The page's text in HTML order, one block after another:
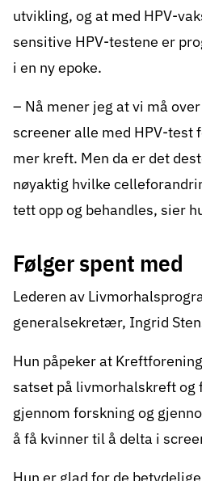
utvikling, og at med HPV-
sensitive HPV-testene er
i en ny epoke.
– Nå mener jeg at vi må
screener alle med HPV-test
mer kreft. Men da er det
nøyaktig hvilke
tett opp og behandles, sier
Følger spent med
Lederen av
generalsekretær, Ingrid
Hun påpeker at
satset på livmorhalskreft og
gjennom forskning og
å få kvinner til å delta i